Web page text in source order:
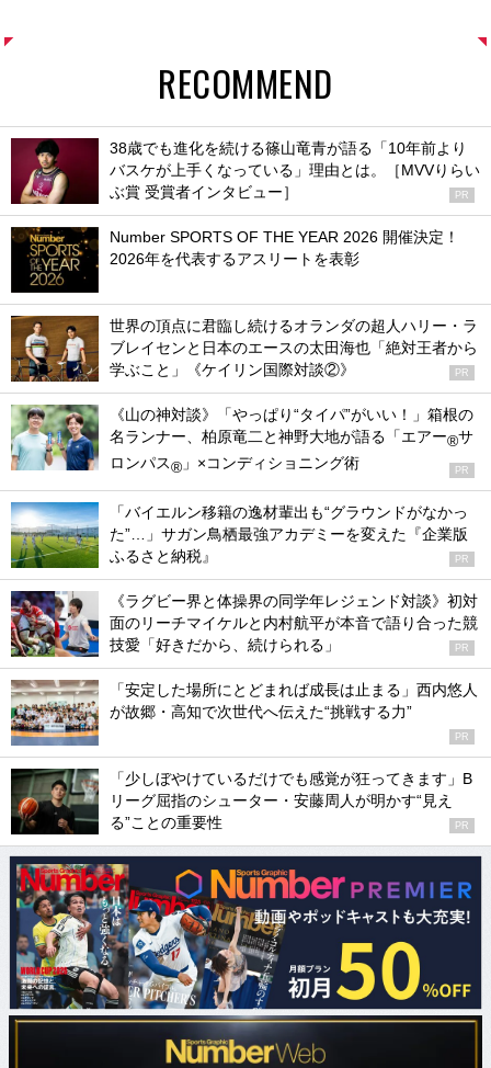
RECOMMEND
38歳でも進化を続ける篠山竜青が語る「10年前より
バスケが上手くなっている」理由とは。［MVVりらい
ぶ賞 受賞者インタビュー］
PR
Number SPORTS OF THE YEAR 2026 開催決定！
2026年を代表するアスリートを表彰
世界の頂点に君臨し続けるオランダの超人ハリー・ラ
ブレイセンと日本のエースの太田海也「絶対王者から
学ぶこと」《ケイリン国際対談②》
PR
《山の神対談》「やっぱり“タイパ”がいい！」箱根の
名ランナー、柏原竜二と神野大地が語る「エアー®サ
ロンパス® 」×コンディショニング術 PR
「バイエルン移籍の逸材輩出も“グラウンドがなかっ
た”…」サガン鳥栖最強アカデミーを変えた『企業版
ふるさと納税』
PR
《ラグビー界と体操界の同学年レジェンド対談》初対
面のリーチマイケルと内村航平が本音で語り合った競
技愛「好きだから、続けられる」
PR
「安定した場所にとどまれば成長は止まる」西内悠人
が故郷・高知で次世代へ伝えた“挑戦する力”
PR
「少しぼやけているだけでも感覚が狂ってきます」B
リーグ屈指のシューター・安藤周人が明かす“見え
る”ことの重要性
PR